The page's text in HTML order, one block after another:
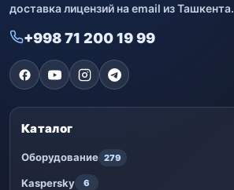
доставка лицензий на email из Ташкента.
+998 71 200 19 99
Каталог
Оборудование 279
Kaspersky 6